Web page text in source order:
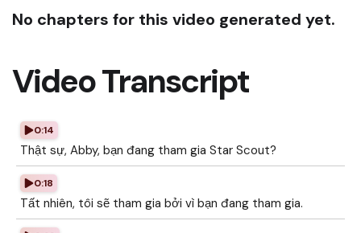
No chapters for this video generated yet.
Video Transcript
0:14
Thật sự, Abby, bạn đang tham gia Star Scout?
0:18
Tất nhiên, tôi sẽ tham gia bởi vì bạn đang tham gia.